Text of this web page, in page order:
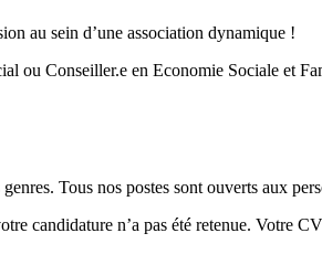
au sein d’une association dynamique !
ou Conseiller.e en Economie Sociale et
Tous nos postes sont ouverts aux
candidature n’a pas été retenue. Votre